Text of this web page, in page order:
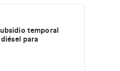
temporal
para